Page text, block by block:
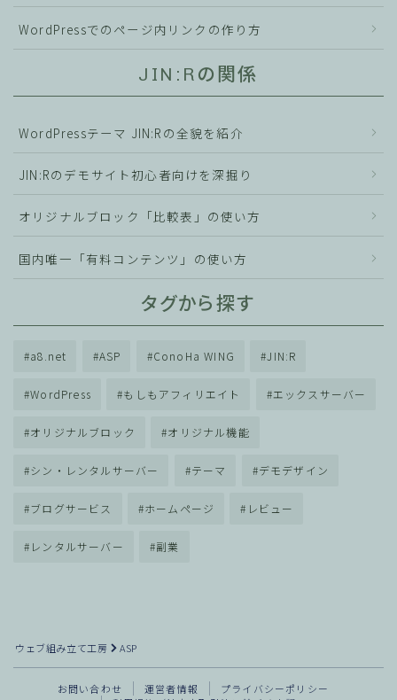
WordPressでのページ内リンクの作り方
JIN:Rの関係
WordPressテーマ JIN:Rの全貌を紹介
JIN:Rのデモサイト初心者向けを深掘り
オリジナルブロック「比較表」の使い方
国内唯一「有料コンテンツ」の使い方
タグから探す
a8.net ASP ConoHa WING JIN:R
WordPress もしもアフィリエイト エックスサーバー
オリジナルブロック オリジナル機能
シン・レンタルサーバー テーマ デモデザイン
ブログサービス ホームページ レビュー
レンタルサーバー 副業
ウェブ組み立て工房 ASP
お問い合わせ 運営者情報
プライバシーポリシー